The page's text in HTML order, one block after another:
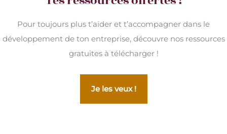
Pour toujours plus t’aider et t’accompagner dans le
développement de ton entreprise, découvre nos ressources
gratuites à télécharger !
Je les veux !